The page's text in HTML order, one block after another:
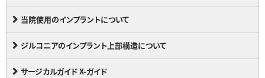
当院使用のインプラントについて
ジルコニアのインプラント上部構造について
サージカルガイド X-ガイド